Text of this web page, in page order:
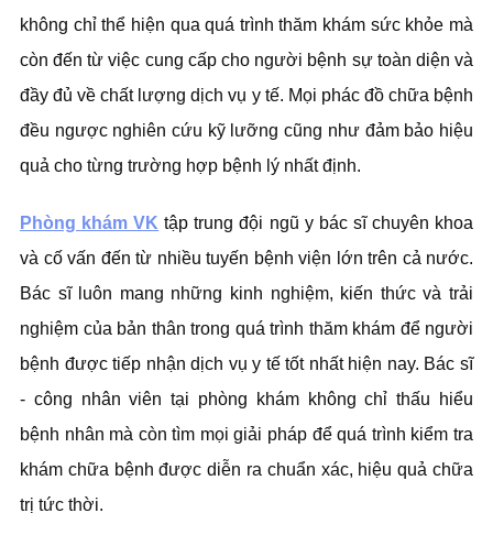
không chỉ thể hiện qua quá trình thăm khám sức khỏe mà
còn đến từ việc cung cấp cho người bệnh sự toàn diện và
đầy đủ về chất lượng dịch vụ y tế. Mọi phác đồ chữa bệnh
đều ngược nghiên cứu kỹ lưỡng cũng như đảm bảo hiệu
quả cho từng trường hợp bệnh lý nhất định.
Phòng khám VK tập trung đội ngũ y bác sĩ chuyên khoa
và cố vấn đến từ nhiều tuyến bệnh viện lớn trên cả nước.
Bác sĩ luôn mang những kinh nghiệm, kiến thức và trải
nghiệm của bản thân trong quá trình thăm khám để người
bệnh được tiếp nhận dịch vụ y tế tốt nhất hiện nay. Bác sĩ
- công nhân viên tại phòng khám không chỉ thấu hiểu
bệnh nhân mà còn tìm mọi giải pháp để quá trình kiểm tra
khám chữa bệnh được diễn ra chuẩn xác, hiệu quả chữa
trị tức thời.